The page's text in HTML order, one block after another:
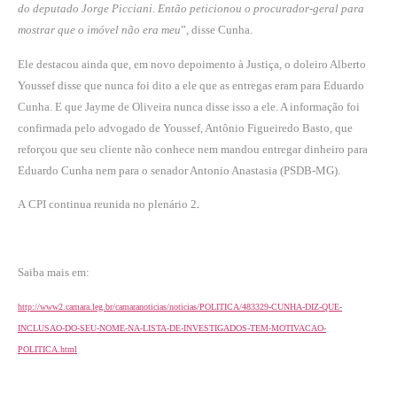
do deputado Jorge Picciani. Então peticionou o procurador-geral para
mostrar que o imóvel não era meu”, disse Cunha.
Ele destacou ainda que, em novo depoimento à Justiça, o doleiro Alberto
Youssef disse que nunca foi dito a ele que as entregas eram para Eduardo
Cunha. E que Jayme de Oliveira nunca disse isso a ele. A informação foi
confirmada pelo advogado de Youssef, Antônio Figueiredo Basto, que
reforçou que seu cliente não conhece nem mandou entregar dinheiro para
Eduardo Cunha nem para o senador Antonio Anastasia (PSDB-MG).
A CPI continua reunida no plenário 2.
Saiba mais em:
http://www2.camara.leg.br/camaranoticias/noticias/POLITICA/483329-CUNHA-DIZ-QUE-
INCLUSAO-DO-SEU-NOME-NA-LISTA-DE-INVESTIGADOS-TEM-MOTIVACAO-
POLITICA.html